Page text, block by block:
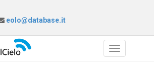
eolo@database.it